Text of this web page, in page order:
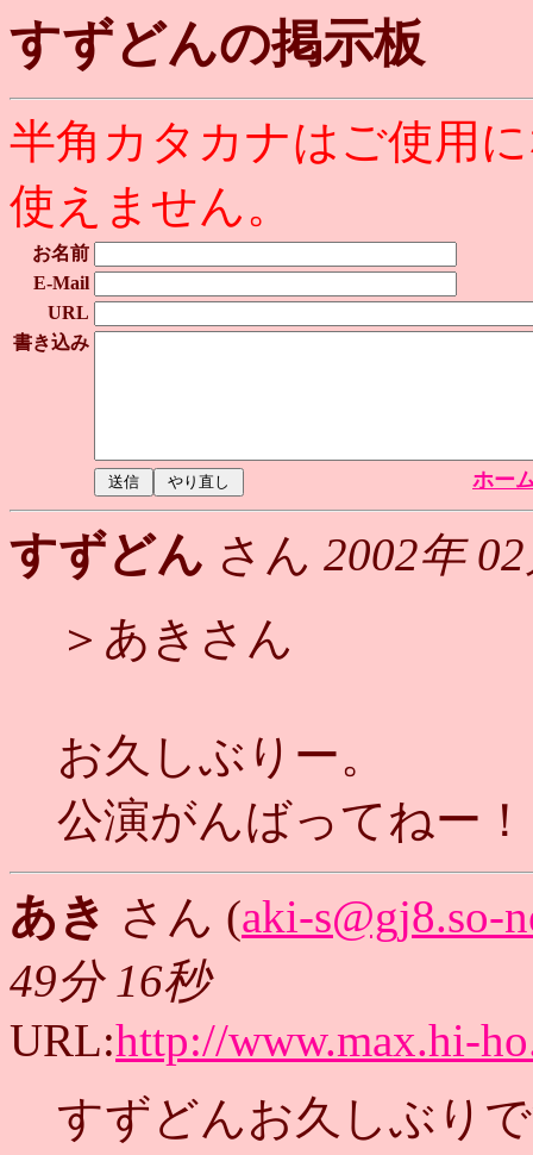
すずどんの掲示板
半角カタカナはご使用
使えません。
お名前
E-Mail
URL
書き込み
ホー
すずどん さん 2002年
＞あきさん
お久しぶりー。
公演がんばってねー！
あき さん (aki-s@gj8.so-
49分 16秒
URL:http://www.max.hi-
すずどんお久しぶり